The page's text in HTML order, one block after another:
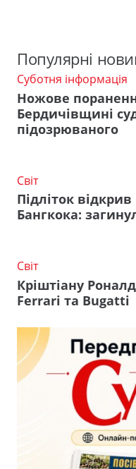
Популярні
Суботня інформація
Ножове
Бердичівщині
підозрюваного
Світ
Підліток
Бангкока:
Світ
Кріштіану
Ferrari та Bugatti